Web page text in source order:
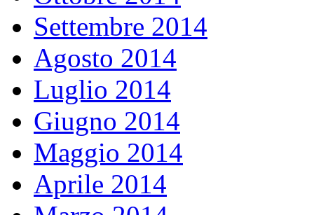
Settembre 2014
Agosto 2014
Luglio 2014
Giugno 2014
Maggio 2014
Aprile 2014